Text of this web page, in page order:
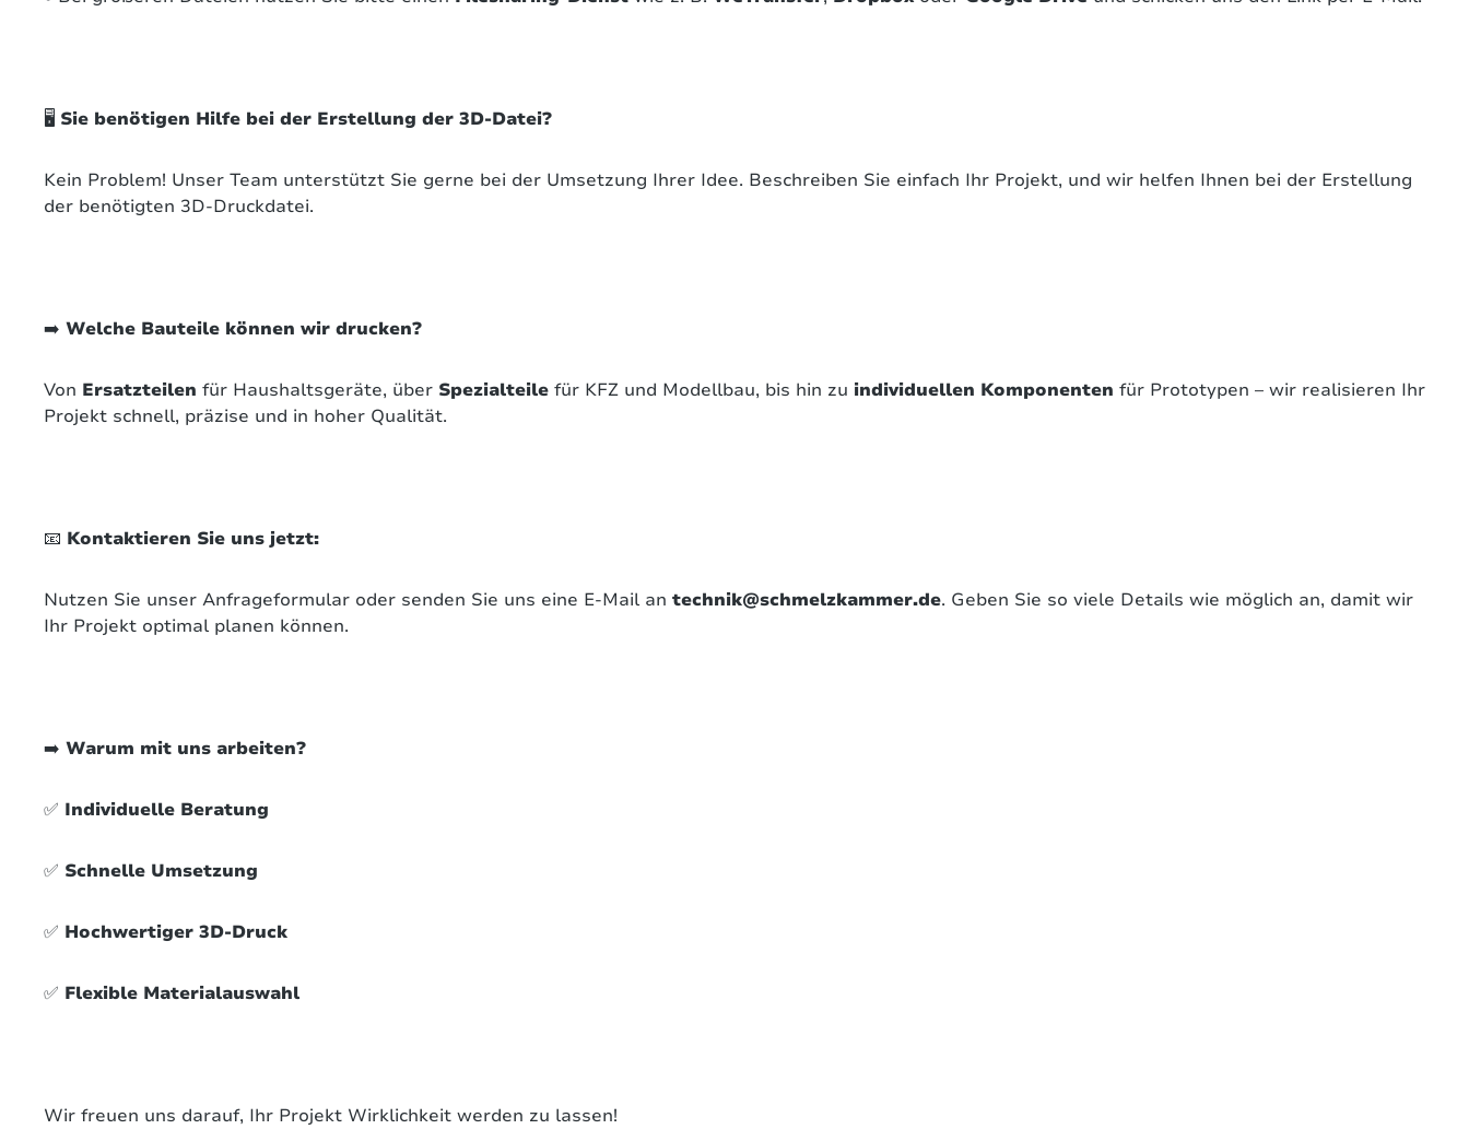
🖥️ Sie benötigen Hilfe bei der Erstellung der 3D-Datei?
Kein Problem! Unser Team unterstützt Sie gerne bei der Umsetzung Ihrer Idee. Beschreiben Sie einfach Ihr Projekt, und wir helfen Ihnen bei der Erstellung
der benötigten 3D-Druckdatei.
➡️ Welche Bauteile können wir drucken?
Von Ersatzteilen für Haushaltsgeräte, über Spezialteile für KFZ und Modellbau, bis hin zu individuellen Komponenten für Prototypen – wir realisieren Ihr
Projekt schnell, präzise und in hoher Qualität.
📧 Kontaktieren Sie uns jetzt:
Nutzen Sie unser Anfrageformular oder senden Sie uns eine E-Mail an technik@schmelzkammer.de. Geben Sie so viele Details wie möglich an, damit wir
Ihr Projekt optimal planen können.
➡️ Warum mit uns arbeiten?
✅ Individuelle Beratung
✅ Schnelle Umsetzung
✅ Hochwertiger 3D-Druck
✅ Flexible Materialauswahl
Wir freuen uns darauf, Ihr Projekt Wirklichkeit werden zu lassen!